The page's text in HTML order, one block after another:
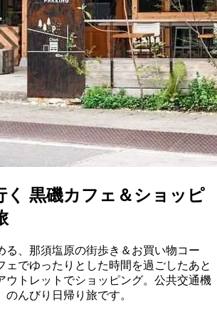
く 黒磯カフェ＆ショッピ
る、那須塩原の街歩き＆お買い物コー
ェでゆったりとした時間を過ごしたあと
ウトレットでショッピング。公共交通機
んびり日帰り旅です。